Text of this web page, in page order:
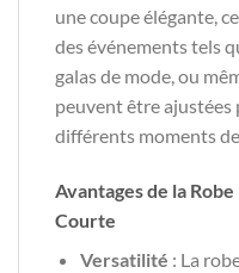
une coupe élégante,
des événements tels
galas de mode, ou
peuvent être ajustées
différents moments de
Avantages de la
Courte
Versatilité : La